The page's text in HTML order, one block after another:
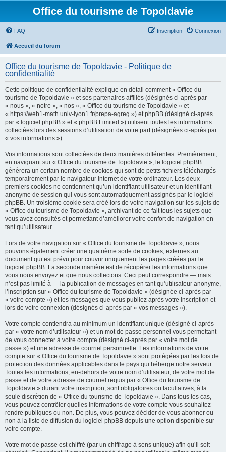
Office du tourisme de Topoldavie
FAQ Connexion
Inscription
Accueil du forum
Office du tourisme de Topoldavie - Politique de
confidentialité
Cette politique de confidentialité explique en détail comment « Office du
tourisme de Topoldavie » et ses partenaires affiliés (désignés ci-après par
« nous », « notre », « nos », « Office du tourisme de Topoldavie » et
« https://web1-math.univ-lyon1.fr/prepa-agreg ») et phpBB (désigné ci-après
par « logiciel phpBB » et « phpBB Limited ») utilisent toutes les informations
collectées lors des sessions d’utilisation de votre part (désignées ci-après par
« vos informations »).
Vos informations sont collectées de deux manières différentes. Premièrement,
en naviguant sur « Office du tourisme de Topoldavie », le logiciel phpBB
génèrera un certain nombre de cookies qui sont de petits fichiers téléchargés
temporairement par le navigateur internet de votre ordinateur. Les deux
premiers cookies ne contiennent qu’un identifiant utilisateur et un identifiant
anonyme de session qui vous sont automatiquement assignés par le logiciel
phpBB. Un troisième cookie sera créé lors de votre navigation sur les sujets de
« Office du tourisme de Topoldavie », archivant de ce fait tous les sujets que
vous avez consultés et permettant d’améliorer votre confort de navigation en
tant qu’utilisateur.
Lors de votre navigation sur « Office du tourisme de Topoldavie », nous
pouvons également créer une quatrième sorte de cookies, externes au
document qui est prévu pour couvrir uniquement les pages créées par le
logiciel phpBB. La seconde manière est de récupérer les informations que
vous nous envoyez et que nous collectons. Ceci peut correspondre — mais
n’est pas limité à — la publication de messages en tant qu’utilisateur anonyme,
l’inscription sur « Office du tourisme de Topoldavie » (désignée ci-après par
« votre compte ») et les messages que vous publiez après votre inscription et
lors de votre connexion (désignés ci-après par « vos messages »).
Votre compte contiendra au minimum un identifiant unique (désigné ci-après
par « votre nom d’utilisateur ») et un mot de passe personnel vous permettant
de vous connecter à votre compte (désigné ci-après par « votre mot de
passe ») et une adresse de courriel personnelle. Les informations de votre
compte sur « Office du tourisme de Topoldavie » sont protégées par les lois de
protection des données applicables dans le pays qui héberge notre serveur.
Toutes les informations, en-dehors de votre nom d’utilisateur, de votre mot de
passe et de votre adresse de courriel requis par « Office du tourisme de
Topoldavie » durant votre inscription, sont obligatoires ou facultatives, à la
seule discrétion de « Office du tourisme de Topoldavie ». Dans tous les cas,
vous pouvez contrôler quelles informations de votre compte vous souhaitez
rendre publiques ou non. De plus, vous pouvez décider de vous abonner ou
non à la liste de diffusion du logiciel phpBB depuis une option disponible sur
votre compte.
Votre mot de passe est chiffré (par un chiffrage à sens unique) afin qu’il soit